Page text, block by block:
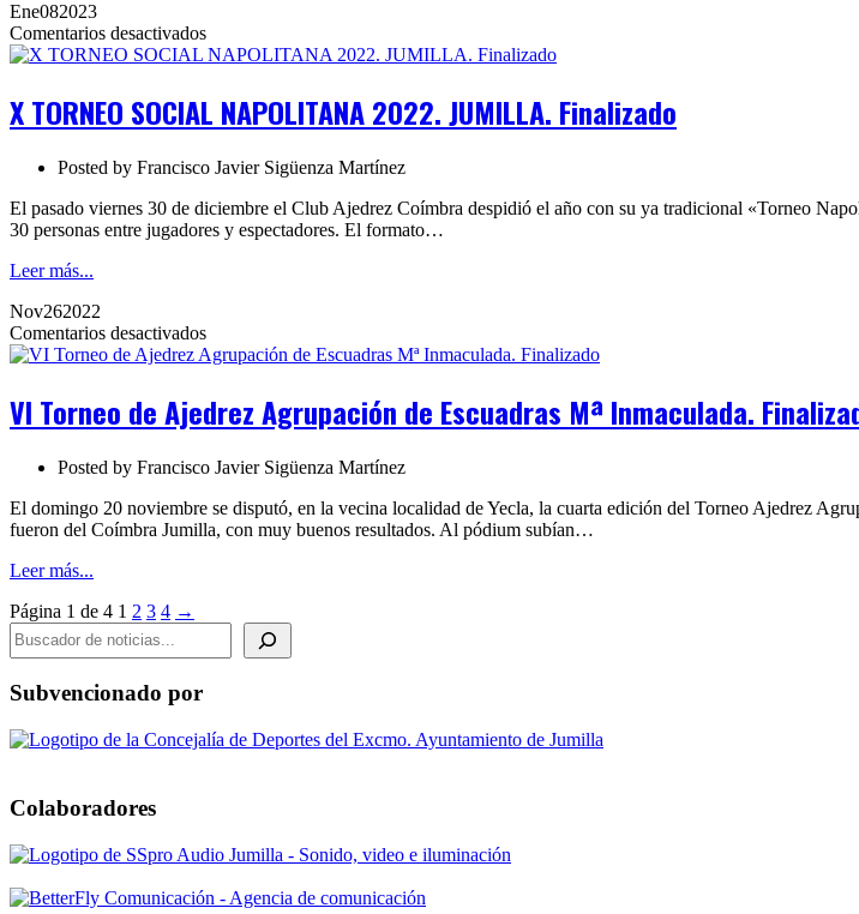
Ene082023
Comentarios desactivadosen
X
NAPOLITANA
JUMILLA.
Finalizado
X TORNEO SOCIAL NAPOLITANA 2022. JUMILLA. Finalizado
Posted by Francisco Javier Sigüenza Martínez
El pasado viernes 30 de diciembre el Club Ajedrez Coímbra despidió el año con su ya tradicional «Torneo
30 personas entre jugadores y espectadores. El formato…
Leer más...
Nov262022
Comentarios desactivadosen
VI
Ajedrez
de
Escuadras
Mª
Inmaculada.
VI Torneo de Ajedrez Agrupación de Escuadras Mª Inmaculada.
Posted by Francisco Javier Sigüenza Martínez
El domingo 20 noviembre se disputó, en la vecina localidad de Yecla, la cuarta edición del Torneo Ajedrez
fueron del Coímbra Jumilla, con muy buenos resultados. Al pódium subían…
Leer más...
Página 1 de 4 1 2 3 4 →
BUSCADOR DE NOTICIAS
Subvencionado por
Colaboradores